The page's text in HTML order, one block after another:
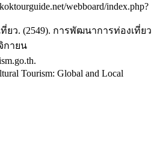
webboard/index.php?
ว. (2549). การพัฒนาการท่องเที่ยว
กายน
Tourism: Global and Local